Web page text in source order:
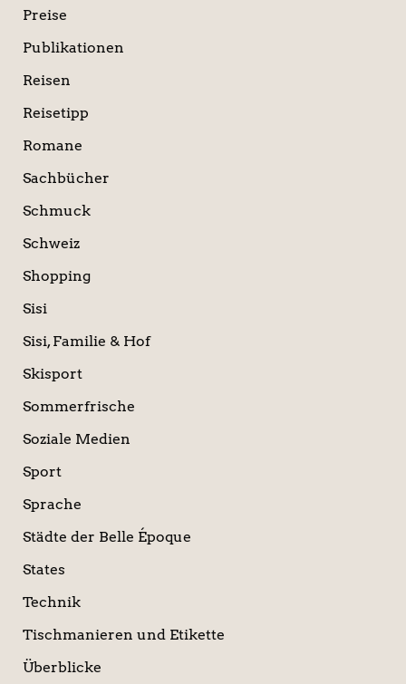
Preise
Publikationen
Reisen
Reisetipp
Romane
Sachbücher
Schmuck
Schweiz
Shopping
Sisi
Sisi, Familie & Hof
Skisport
Sommerfrische
Soziale Medien
Sport
Sprache
Städte der Belle Époque
States
Technik
Tischmanieren und Etikette
Überblicke